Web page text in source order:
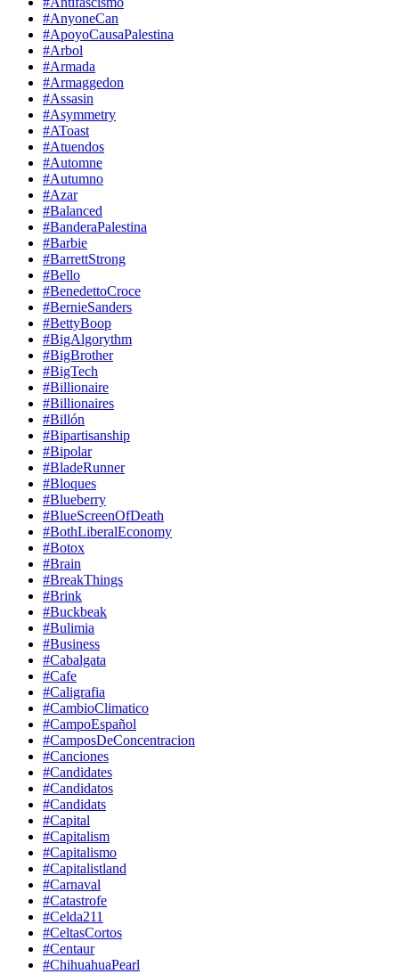
#AnyoneCan
#ApoyoCausaPalestina
#Arbol
#Armada
#Armaggedon
#Assasin
#Asymmetry
#AToast
#Atuendos
#Automne
#Autumno
#Azar
#Balanced
#BanderaPalestina
#Barbie
#BarrettStrong
#Bello
#BenedettoCroce
#BernieSanders
#BettyBoop
#BigAlgorythm
#BigBrother
#BigTech
#Billionaire
#Billionaires
#Billón
#Bipartisanship
#Bipolar
#BladeRunner
#Bloques
#Blueberry
#BlueScreenOfDeath
#BothLiberalEconomy
#Botox
#Brain
#BreakThings
#Brink
#Buckbeak
#Bulimia
#Business
#Cabalgata
#Cafe
#Caligrafia
#CambioClimatico
#CampoEspañol
#CamposDeConcentracion
#Canciones
#Candidates
#Candidatos
#Candidats
#Capital
#Capitalism
#Capitalismo
#Capitalistland
#Carnaval
#Catastrofe
#Celda211
#CeltasCortos
#Centaur
#ChihuahuaPearl